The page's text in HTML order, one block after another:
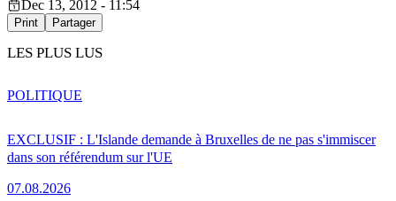
Dec 13, 2012 - 11:54
Print Partager
LES PLUS LUS
EXCLUSIF : L'Islande demande à Bruxelles de ne pas s'immiscer
dans son référendum sur l'UE
07.08.2026
POLITIQUE